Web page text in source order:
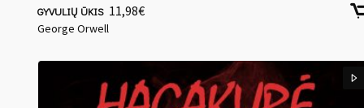
GYVULIŲ ŪKIS 11,98€
George Orwell